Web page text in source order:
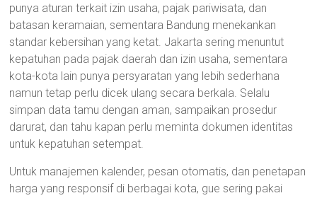
punya aturan terkait izin usaha, pajak pariwisata, dan
batasan keramaian, sementara Bandung menekankan
standar kebersihan yang ketat. Jakarta sering menuntut
kepatuhan pada pajak daerah dan izin usaha, sementara
kota-kota lain punya persyaratan yang lebih sederhana
namun tetap perlu dicek ulang secara berkala. Selalu
simpan data tamu dengan aman, sampaikan prosedur
darurat, dan tahu kapan perlu meminta dokumen identitas
untuk kepatuhan setempat.
Untuk manajemen kalender, pesan otomatis, dan penetapan
harga yang responsif di berbagai kota, gue sering pakai